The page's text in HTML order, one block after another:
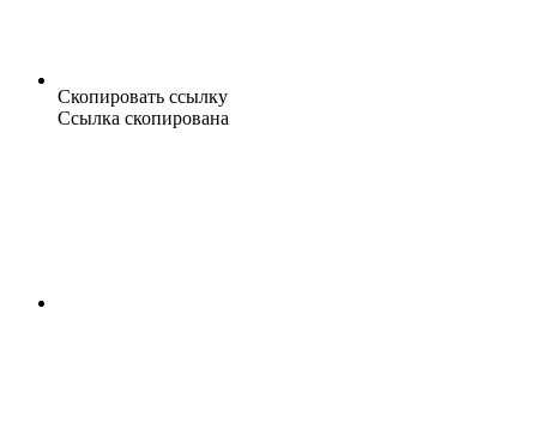
Скопировать ссылку
Ссылка скопирована